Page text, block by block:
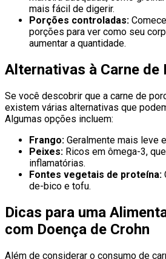
mais fácil de digerir.
Porções controladas:
porções para ver como seu
aumentar a quantidade.
Alternativas à Carne de
Se você descobrir que a carne de
existem várias alternativas que
Algumas opções incluem:
Frango: Geralmente mais leve
Peixes: Ricos em ômega-3,
inflamatórias.
Fontes vegetais de proteína:
de-bico e tofu.
Dicas para uma
com Doença de Crohn
Além de considerar o consumo de